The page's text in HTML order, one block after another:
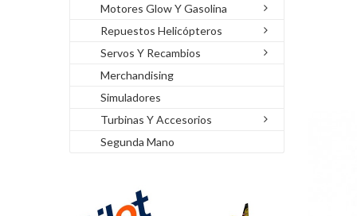
Motores Glow Y Gasolina
Repuestos Helicópteros
Servos Y Recambios
Merchandising
Simuladores
Turbinas Y Accesorios
Segunda Mano